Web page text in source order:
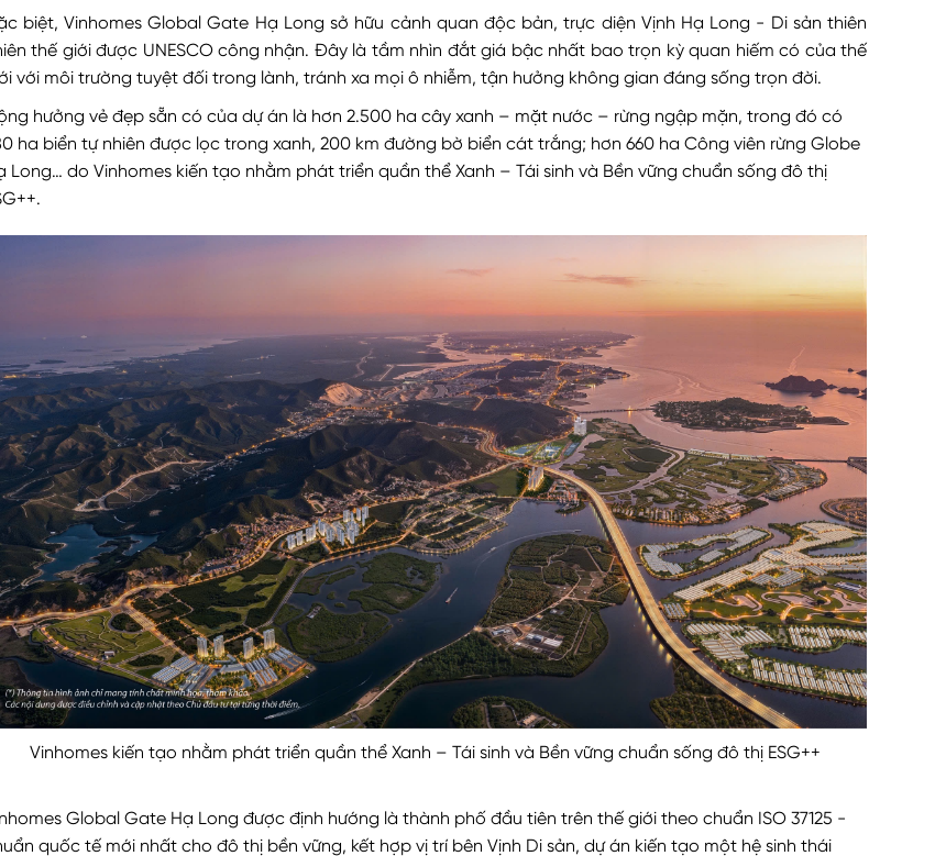
biệt, Vinhomes Global Gate Hạ Long sở hữu cảnh quan độc bản, trực diện Vịnh Hạ Long - Di sản thiên
thế giới được UNESCO công nhận. Đây là tầm nhìn đắt giá bậc nhất bao trọn kỳ quan hiếm có của thế
với môi trường tuyệt đối trong lành, tránh xa mọi ô nhiễm, tận hưởng không gian đáng sống trọn đời.
hưởng vẻ đẹp sẵn có của dự án là hơn 2.500 ha cây xanh – mặt nước – rừng ngập mặn, trong đó có
ha biển tự nhiên được lọc trong xanh, 200 km đường bờ biển cát trắng; hơn 660 ha Công viên rừng Globe
Long… do Vinhomes kiến tạo nhằm phát triển quần thể Xanh – Tái sinh và Bền vững chuẩn sống đô thị
Vinhomes kiến tạo nhằm phát triển quần thể Xanh – Tái sinh và Bền vững chuẩn sống đô thị ESG++
Global Gate Hạ Long được định hướng là thành phố đầu tiên trên thế giới theo chuẩn ISO 37125 -
quốc tế mới nhất cho đô thị bền vững, kết hợp vị trí bên Vịnh Di sản, dự án kiến tạo một hệ sinh thái